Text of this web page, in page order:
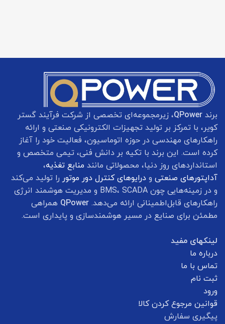
برند QPower، زیرمجموعه‌ای تخصصی از شرکت فرآیند گستر
کویر، با تمرکز بر تولید تجهیزات الکترونیکی صنعتی و ارائه
راهکارهای مهندسی در حوزه اتوماسیون، فعالیت خود را آغاز
کرده است. این برند با تکیه بر دانش فنی، تیمی متخصص و
استانداردهای روز دنیا، محصولاتی مانند منابع تغذیه،
آداپتورهای صنعتی و درایوهای کنترل دور موتور را تولید می‌کند
و در زمینه‌هایی چون BMS، SCADA و مدیریت هوشمند انرژی
راهکارهای قابل‌اطمینانی ارائه می‌دهد. QPower همراهی
مطمئن برای صنایع در مسیر هوشمندسازی و پایداری است.
لینکهای مفید
درباره ما
تماس با ما
ثبت نام
ورود
قوانین مرجوع کردن کالا
پیگیری سفارش